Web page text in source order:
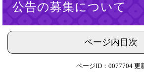
公告の募集について
ページ内目次
ページID：0077704 更